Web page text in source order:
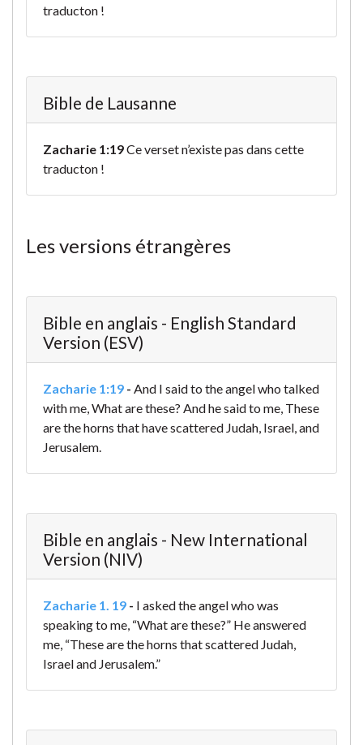
traducton !
Bible de Lausanne
Zacharie 1:19Ce verset n’existe pas dans cette
traducton !
Les versions étrangères
Bible en anglais - English Standard
Version (ESV)
Zacharie 1:19 - And I said to the angel who talked
with me, What are these? And he said to me, These
are the horns that have scattered Judah, Israel, and
Jerusalem.
Bible en anglais - New International
Version (NIV)
Zacharie 1. 19 - I asked the angel who was
speaking to me, “What are these?” He answered
me, “These are the horns that scattered Judah,
Israel and Jerusalem.”